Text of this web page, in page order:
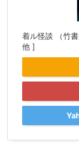
着ル怪談 （竹
他 ]